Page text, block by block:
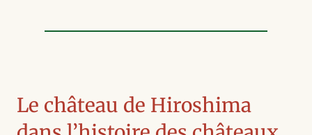
Le château de Hiroshima